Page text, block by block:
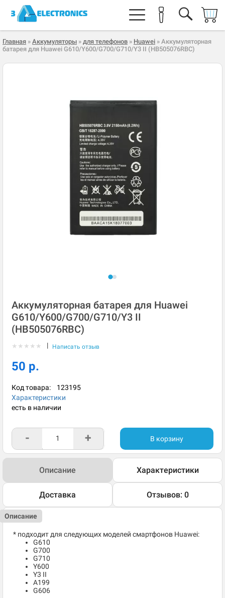
Главная » Аккумуляторы » для телефонов » Huawei » Аккумуляторная
батарея для Huawei G610/Y600/G700/G710/Y3 II (HB505076RBC)
Аккумуляторная батарея для Huawei
G610/Y600/G700/G710/Y3 II
(HB505076RBC)
★ ★ ★ ★ ★ | Написать отзыв
50 р.
Код товара: 123195
Характеристики
есть в наличии
- + В корзину
Описание Характеристики
Доставка Отзывов: 0
Описание
* подходит для следующих моделей смартфонов Huawei:
G610
G700
G710
Y600
Y3 II
A199
G606